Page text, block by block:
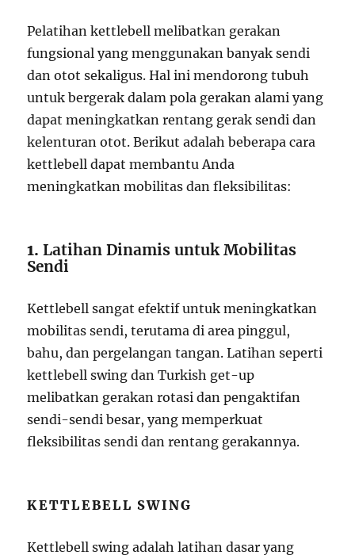
Pelatihan kettlebell melibatkan gerakan
fungsional yang menggunakan banyak sendi
dan otot sekaligus. Hal ini mendorong tubuh
untuk bergerak dalam pola gerakan alami yang
dapat meningkatkan rentang gerak sendi dan
kelenturan otot. Berikut adalah beberapa cara
kettlebell dapat membantu Anda
meningkatkan mobilitas dan fleksibilitas:
1.Latihan Dinamis untuk Mobilitas
Sendi
Kettlebell sangat efektif untuk meningkatkan
mobilitas sendi, terutama di area pinggul,
bahu, dan pergelangan tangan. Latihan seperti
kettlebell swing dan Turkish get-up
melibatkan gerakan rotasi dan pengaktifan
sendi-sendi besar, yang memperkuat
fleksibilitas sendi dan rentang gerakannya.
KETTLEBELL SWING
Kettlebell swing adalah latihan dasar yang